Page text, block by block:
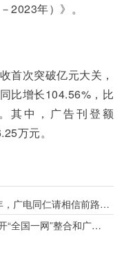
2023年）》。
首次突破亿元大关，
比增长104.56%，比
其中，广告刊登额
万元。
电同仁请相信前路有光！
运营会议，中国广电5G发展加速度！